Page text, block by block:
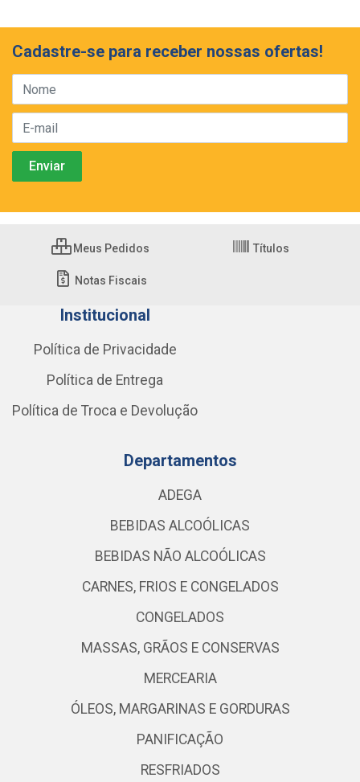
Cadastre-se para receber nossas ofertas!
Meus Pedidos Títulos
Notas Fiscais
Institucional
Política de Privacidade
Política de Entrega
Política de Troca e Devolução
Departamentos
ADEGA
BEBIDAS ALCOÓLICAS
BEBIDAS NÃO ALCOÓLICAS
CARNES, FRIOS E CONGELADOS
CONGELADOS
MASSAS, GRÃOS E CONSERVAS
MERCEARIA
ÓLEOS, MARGARINAS E GORDURAS
PANIFICAÇÃO
RESFRIADOS